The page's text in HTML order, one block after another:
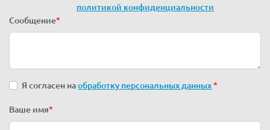
политикой конфиденциальности
Сообщение*
Я согласен наобработку персональных данных*
Ваше имя*